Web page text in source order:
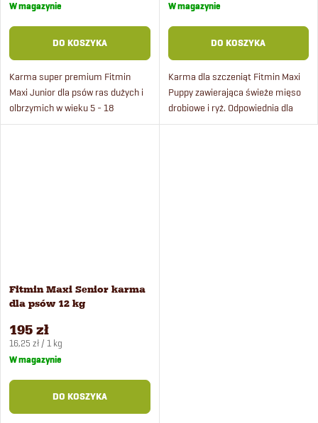
jednostkowa:
W magazynie
DO KOSZYKA
Karma super premium Fitmin
Maxi Junior dla psów ras dużych i
olbrzymich w wieku 5 - 18
miesięcy. Przygotowywana jest ze
jednostkowa:
W magazynie
DO KOSZYKA
Karma dla szczeniąt Fitmin Maxi
Puppy zawierająca świeże mięso
drobiowe i ryż. Odpowiednia dla
wszystkich szczeniąt dużych ras
Fitmin Maxi Senior karma
dla psów 12 kg
195 zł
Cena
jednostkowa:
16,25 zł / 1 kg
W magazynie
DO KOSZYKA